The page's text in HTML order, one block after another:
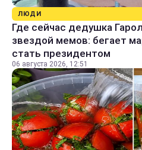
ЛЮДИ
Где сейчас дедушка
звездой мемов: бегает
стать президентом
06 августа 2026, 12:51